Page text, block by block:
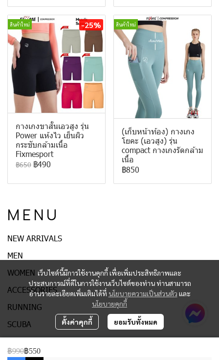
สินค้าใหม่ -25%
กางเกงขาสั้นเอวสูง รุ่น
Power แห้งไว เย็นผิว
กระชับกล้ามเนื้อ
Fixmesport
฿650 ฿490
สินค้าใหม่
(เก็บหน้าท้อง) กางเกง
โยคะ (เอวสูง) รุ่น
compact กางเกงรัดกล้าม
เนื้อ
฿850
฿990฿550
เว็บไซต์นี้มีการใช้งานคุกกี้ เพื่อเพิ่มประสิทธิภาพและ
ประสบการณ์ที่ดีในการใช้งานเว็บไซต์ของท่าน ท่านสามารถ
อ่านรายละเอียดเพิ่มเติมได้ที่ นโยบายความเป็นส่วนตัว และ
นโยบายคุกกี้
ตั้งค่าคุกกี้ ยอมรับทั้งหมด
M E N U
NEW ARRIVALS
MEN
WOMEN
ACCESSORIES
RUNNING
SCUBA
GOLF